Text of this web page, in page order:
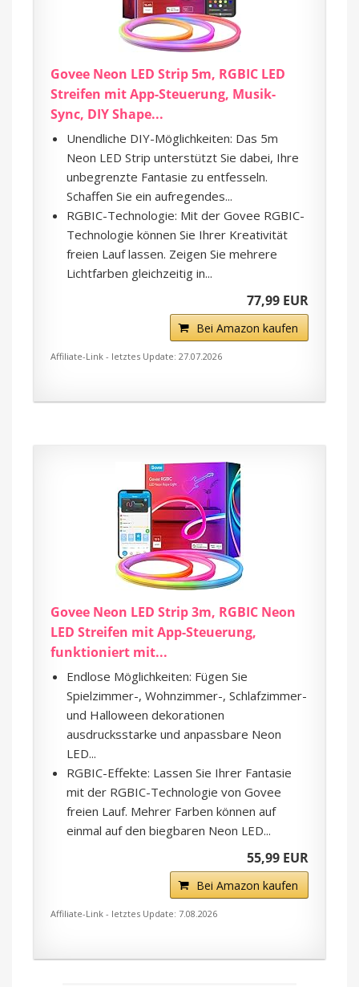
Govee Neon LED Strip 5m, RGBIC LED
Streifen mit App-Steuerung, Musik-
Sync, DIY Shape...
Unendliche DIY-Möglichkeiten: Das 5m
Neon LED Strip unterstützt Sie dabei, Ihre
unbegrenzte Fantasie zu entfesseln.
Schaffen Sie ein aufregendes...
RGBIC-Technologie: Mit der Govee RGBIC-
Technologie können Sie Ihrer Kreativität
freien Lauf lassen. Zeigen Sie mehrere
Lichtfarben gleichzeitig in...
77,99 EUR
Bei Amazon kaufen
Affiliate-Link - letztes Update: 27.07.2026
Govee Neon LED Strip 3m, RGBIC Neon
LED Streifen mit App-Steuerung,
funktioniert mit...
Endlose Möglichkeiten: Fügen Sie
Spielzimmer-, Wohnzimmer-, Schlafzimmer-
und Halloween dekorationen
ausdrucksstarke und anpassbare Neon
LED...
RGBIC-Effekte: Lassen Sie Ihrer Fantasie
mit der RGBIC-Technologie von Govee
freien Lauf. Mehrer Farben können auf
einmal auf den biegbaren Neon LED...
55,99 EUR
Bei Amazon kaufen
Affiliate-Link - letztes Update: 7.08.2026